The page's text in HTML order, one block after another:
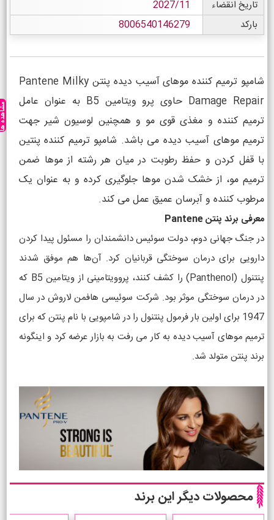
تاریخ انقضاء
2027/11
بارکد
8006540146279
شامپو ترمیم کننده موهای آسیب دیده پنتن Pantene Milky
Damage Repair حاوی پرو ویتامین B5 به عنوان عامل
ترمیم کننده و مغذی قوی مو و همچنین لوسیون شیر جهت
ترمیم موهای آسیب دیده می باشد. شامپو ترمیم کننده پنتین
با قفل کردن و حفظ رطوبت در میان هر رشته از موها ضمن
ترمیم مو، از خشک شدن موها جلوگیری کرده و به عنوان یک
مرطوب کننده و آبرسان عمیق عمل می کند.
معرفی برند پنتن Pantene
در جنگ جهانی دوم، دولت سوئیس دانشمندان را مسئول پیدا کردن
دارویی برای درمان سوختگی قربانیان کرد. آن‌ها هم موفق شدند
پنتنول (Panthenol) را کشف کنند، پروویتامینی از ویتامین B5 که
در درمان سوختگی موثر بود. شرکت سوئیسی هافمن لاروش در سال
1947 برای اولین بار فرمول پنتنول را در شامپویی با نام پنتن که برای
ترمیم موهای آسیب دیده به کار می رفت به بازار عرضه کرد و اینگونه
برند پنتن متولد شد.
محصولات دیگر این برند